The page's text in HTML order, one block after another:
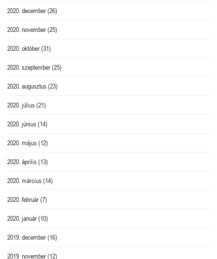
2020. december(26)
2020. november(25)
2020. október(31)
2020. szeptember(25)
2020. augusztus(23)
2020. július(21)
2020. június(14)
2020. május(12)
2020. április(13)
2020. március(14)
2020. február(7)
2020. január(10)
2019. december(16)
2019. november(12)